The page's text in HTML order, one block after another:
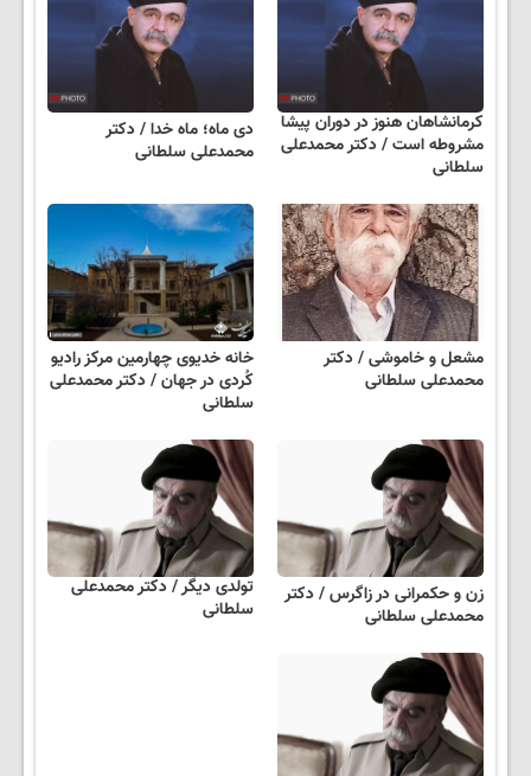
کرمانشاهان هنوز در دوران پیشا
مشروطه است / دکتر محمدعلی
سلطانی
دی ماه؛ ماه خدا / دکتر
محمدعلی سلطانی
مشعل و خاموشی / دکتر
محمدعلی سلطانی
خانه خدیوی چهارمین مرکز رادیو
کُردی در جهان / دکتر محمدعلی
سلطانی
زن و حکمرانی در زاگرس / دکتر
محمدعلی سلطانی
تولدی دیگر / دکتر محمدعلی
سلطانی